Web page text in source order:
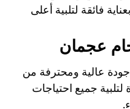
فائقة لتلبية أعلى
عجمان
عالية ومحترفة من
جميع احتياجات